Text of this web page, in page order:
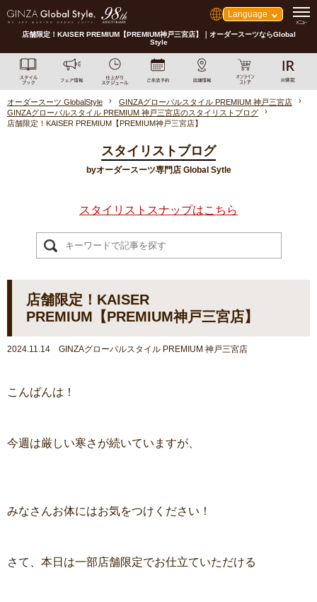
Language
店舗限定！KAISER PREMIUM【PREMIUM神戸三宮店】｜オーダースーツならGlobal
Style
オーダースーツ GlobalStyle
GINZAグローバルスタイル PREMIUM 神戸三宮店
GINZAグローバルスタイル PREMIUM 神戸三宮店のスタイリストブログ
店舗限定！KAISER PREMIUM【PREMIUM神戸三宮店】
スタイリストブログ
byオーダースーツ専門店 Global Sytle
スタイリストスナップはこちら
店舗限定！KAISER
PREMIUM【PREMIUM神戸三宮店】
2024.11.14 GINZAグローバルスタイル PREMIUM 神戸三宮店
こんばんは！
今週は厳しい寒さが続いていますが、
みなさんお体にはお気をつけください！
さて、本日は一部店舗限定でお仕立ていただける